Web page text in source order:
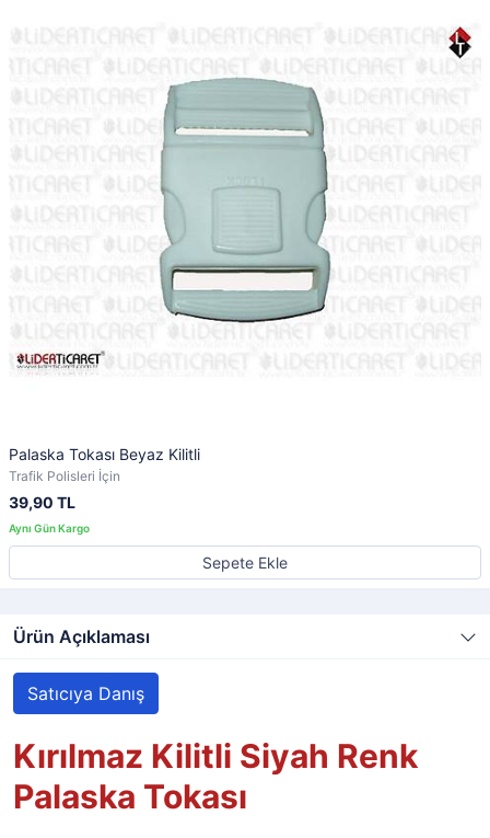
Palaska Tokası Beyaz Kilitli
Trafik Polisleri İçin
39,90 TL
Sepete Ekle
Ürün Açıklaması
Satıcıya Danış
Kırılmaz Kilitli Siyah Renk
Palaska Tokası